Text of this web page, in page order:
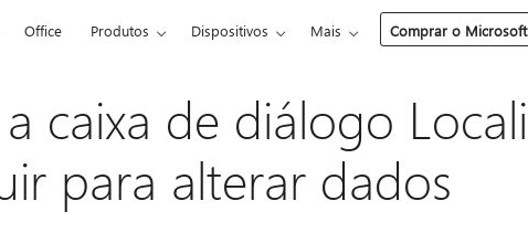
Office Produtos Dispositivos Mais Comprar o
caixa de diálogo
para alterar dados